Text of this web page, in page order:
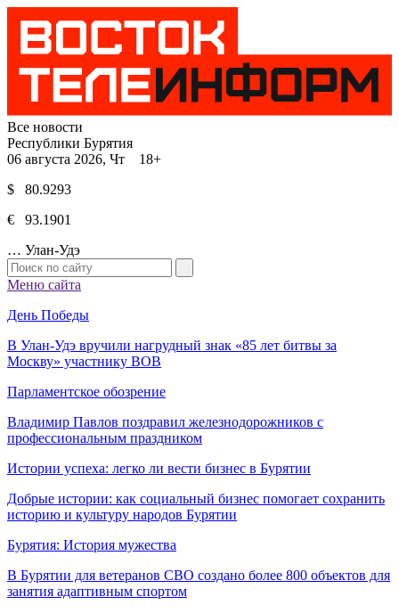
Все новости
Республики Бурятия
06 августа 2026, Чт 18+
$ 80.9293
€ 93.1901
… Улан-Удэ
Меню сайта
День Победы
В Улан-Удэ вручили нагрудный знак «85 лет битвы за
Москву» участнику ВОВ
Парламентское обозрение
Владимир Павлов поздравил железнодорожников с
профессиональным праздником
Истории успеха: легко ли вести бизнес в Бурятии
Добрые истории: как социальный бизнес помогает сохранить
историю и культуру народов Бурятии
Бурятия: История мужества
В Бурятии для ветеранов СВО создано более 800 объектов для
занятия адаптивным спортом